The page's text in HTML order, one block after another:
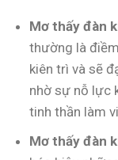
Mơ thấy đàn
thường là
kiên trì và sẽ
nhờ sự nỗ lực
tinh thần làm
Mơ thấy đàn